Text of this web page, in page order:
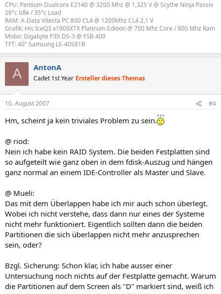
CPU: Pentium Dualcore E2140 @ 3200 Mhz @ 1,325 V @ Scythe Ninja Passiv
28°c Idle / 35°c Load
RAM: A-Data Vitesta PC 800 CL4 @ 1200Mhz CL4 2,1 V
Grafik: His IceQ3 x1900XTX Platinum Edition @ 700 Mhz Core / 800 Mhz Ram
Mobo: Gigabyte P35 DS-3 @ FSB 400
TFT: 40" Samsung LE-40S81B
A AntonA
Cadet 1st Year Ersteller dieses Themas
10. August 2007 #4
Hm, scheint ja kein triviales Problem zu sein.
@ riod:
Nein ich habe kein RAID System. Die beiden Festplatten sind
so aufgeteilt wie ganz oben in dem fdisk-Auszug und hängen
ganz normal an einem IDE-Controller als Master und Slave.
@ Mueli:
Das mit dem Überlappen habe ich mir auch schon überlegt.
Wobei ich nicht verstehe, dass dann nur eines der Systeme
nicht mehr funktioniert. Eigentlich sollten dann die beiden
Partitionen die sich überlappen nicht mehr anzusprechen
sein, oder?
Bzgl. Sicherung: Schon klar, ich habe ausser einer
Untersuchung noch nichts auf der Festplatte gemacht. Warum
die Partitionen auf dem Screen als "D" markiert sind, weiß ich